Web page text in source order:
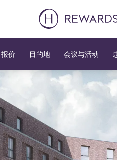
报价 目的地 会议与活动